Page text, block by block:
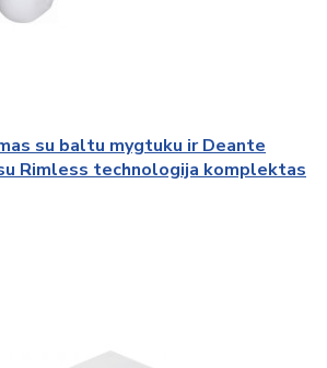
su baltu mygtuku ir Deante
Rimless technologija komplektas